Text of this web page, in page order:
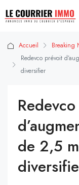
Accueil
Breaking
Redevco prévoit
diversifier
de 2,5